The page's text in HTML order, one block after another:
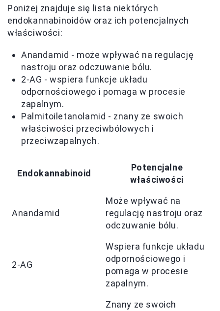
Poniżej znajduje się lista niektórych
endokannabinoidów oraz ich potencjalnych
właściwości:
Anandamid - może wpływać na regulację
nastroju oraz odczuwanie bólu.
2-AG - wspiera funkcje układu
odpornościowego i pomaga w procesie
zapalnym.
Palmitoiletanolamid - znany ze swoich
właściwości przeciwbólowych i
przeciwzapalnych.
Endokannabinoid
Potencjalne
właściwości
Anandamid
Może wpływać na
regulację nastroju oraz
odczuwanie bólu.
2-AG
Wspiera funkcje układu
odpornościowego i
pomaga w procesie
zapalnym.
Znany ze swoich